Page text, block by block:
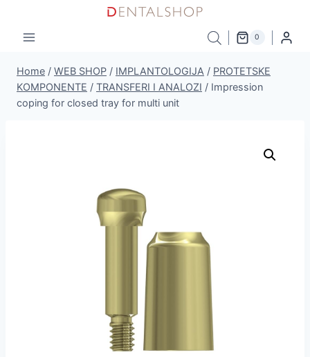
content
0
Home / WEB SHOP / IMPLANTOLOGIJA / PROTETSKE
KOMPONENTE / TRANSFERI I ANALOZI / Impression
coping for closed tray for multi unit